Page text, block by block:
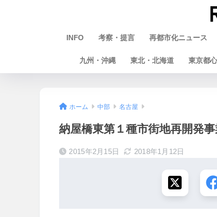
INFO 考察・提言 再都市化ニュース
九州・沖縄 東北・北海道 東京都心
ホーム 中部 名古屋
納屋橋東第１種市街地再開発
2015年2月15日 2018年1月12日